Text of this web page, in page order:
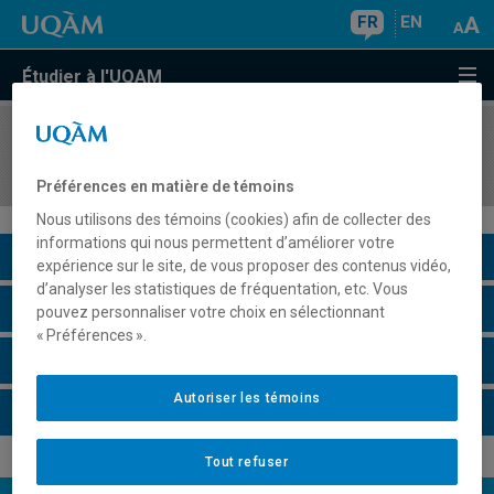
FR EN
Étudier à l'UQAM
COURS//
Description du cours
Horaire - Été 2026
Préférences en matière de témoins
Nous utilisons des témoins (cookies) afin de collecter des
informations qui nous permettent d’améliorer votre
expérience sur le site, de vous proposer des contenus vidéo,
d’analyser les statistiques de fréquentation, etc. Vous
pouvez personnaliser votre choix en sélectionnant
« Préférences ».
Tout refuser
Autoriser les témoins